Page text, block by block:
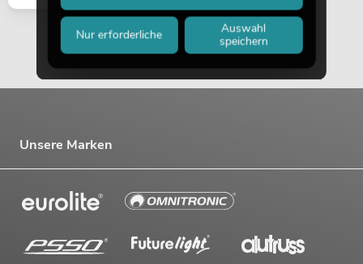
Unsere Marken
Nur erforderliche
Auswahl
speichern